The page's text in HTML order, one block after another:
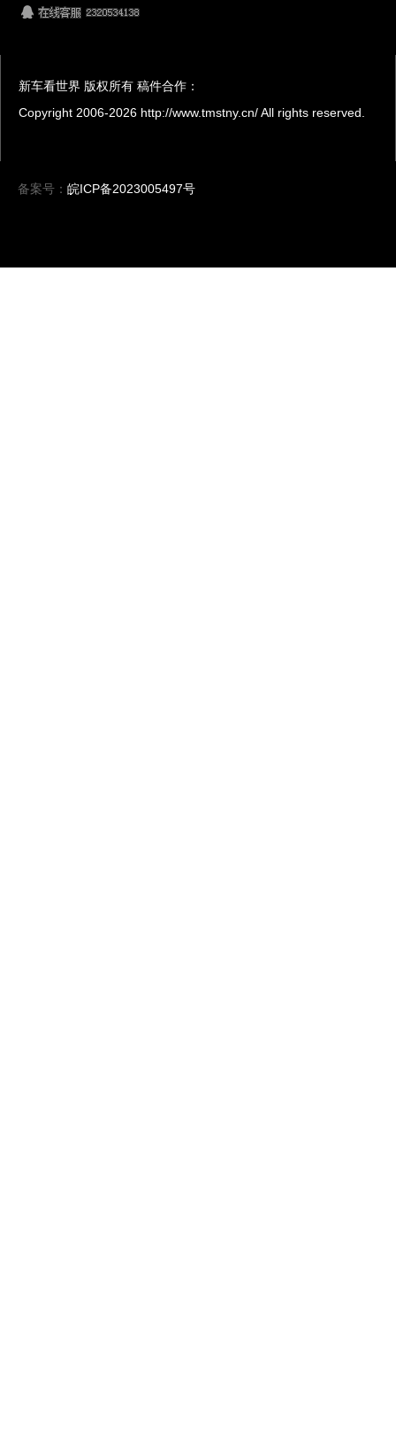
新车看世界 版权所有 稿件合作：
Copyright 2006-2026 http://www.tmstny.cn/ All rights reserved.
备案号： 皖ICP备2023005497号